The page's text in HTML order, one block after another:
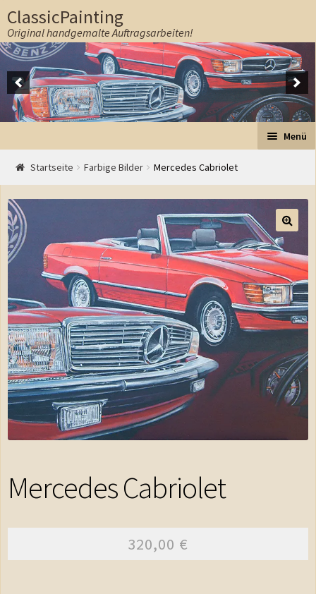
ClassicPainting
Original handgemalte Auftragsarbeiten!
Menü
Start
Auftrag
Preise
Ablauf
Shop
Warenkorb
Kasse
AGB
Startseite Farbige Bilder Mercedes Cabriolet
Mercedes Cabriolet
320,00 €